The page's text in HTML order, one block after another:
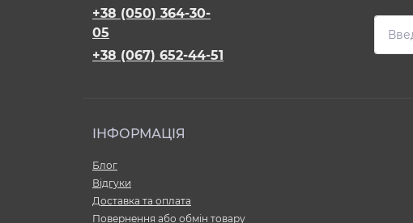
+38 (050) 364-30-
05
+38 (067) 652-44-51
ІНФОРМАЦІЯ
Блог
Відгуки
Доставка та оплата
Повернення або обмін товару